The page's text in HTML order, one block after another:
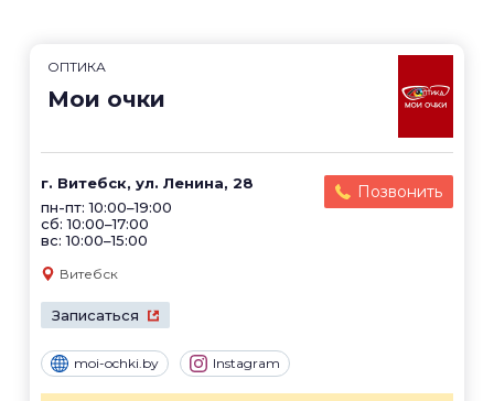
ОПТИКА
Мои очки
г. Витебск, ул. Ленина, 28
пн-пт: 10:00–19:00
сб: 10:00–17:00
вс: 10:00–15:00
Позвонить
Витебск
Записаться
moi-ochki.by Instagram